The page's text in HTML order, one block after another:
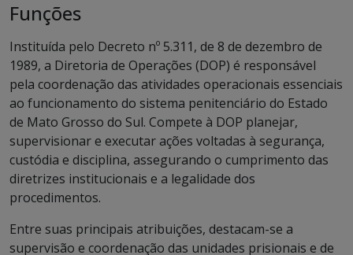
Funções
Instituída pelo Decreto nº 5.311, de 8 de dezembro de
1989, a Diretoria de Operações (DOP) é responsável
pela coordenação das atividades operacionais essenciais
ao funcionamento do sistema penitenciário do Estado
de Mato Grosso do Sul. Compete à DOP planejar,
supervisionar e executar ações voltadas à segurança,
custódia e disciplina, assegurando o cumprimento das
diretrizes institucionais e a legalidade dos
procedimentos.
Entre suas principais atribuições, destacam-se a
supervisão e coordenação das unidades prisionais e de